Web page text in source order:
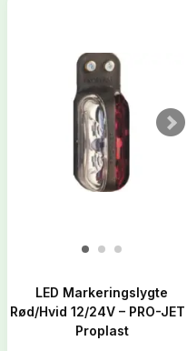
LED Markeringslygte
Rød/Hvid 12/24V – PRO-JET |
Proplast